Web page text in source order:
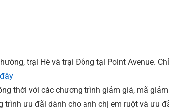
trại Hè và trại Đông tại Point Avenue.
thời với các chương trình giảm giá, mã
ưu đãi dành cho anh chị em ruột và ưu